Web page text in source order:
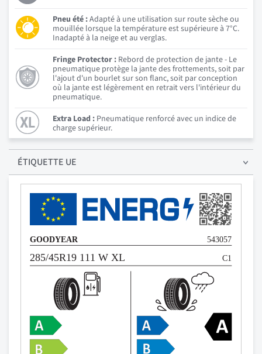
Pneu été :Adapté à une utilisation sur route sèche ou
mouillée lorsque la température est supérieure à 7°C.
Inadapté à la neige et au verglas.
Fringe Protector : Rebord de protection de jante - Le
pneumatique protège la jante des frottements, soit par
l'ajout d'un bourlet sur son flanc, soit par conception
où la jante est légèrement en retrait vers l'intérieur du
pneumatique.
Extra Load : Pneumatique renforcé avec un indice de
charge supérieur.
ÉTIQUETTE UE